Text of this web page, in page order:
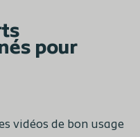
pour
vidéos de bon usage